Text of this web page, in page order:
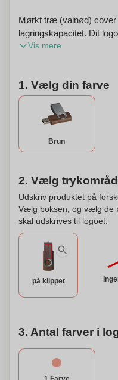
Mørkt træ (valnød)
lagringskapacitet. Dit
Leverancer inden for
Vis mere
1. Vælg din farve
Brun
2. Vælg
Udskriv produktet på
Vælg boksen, og vælg de
skal udskrives til logoet.
på klippet
3. Antal farver i